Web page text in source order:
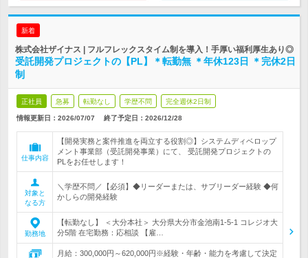
新着
株式会社ザイナス | フルフレックスタイム制を導入！手厚い福利厚生あり◎
受託開発プロジェクトの【PL】＊転勤無 ＊年休123日 ＊完休2日
制
正社員 急募 転勤なし 学歴不問 完全週休2日制
情報更新日：2026/07/07 終了予定日： 2026/12/28
仕事内容
【開発実務と案件推進を両立する役割◎】システムディベロップ
メント事業部（受託開発事業）にて、 受託開発プロジェクトの
PLをお任せします！
対象と
なる方
＼学歴不問／【必須】◆リーダーまたは、サブリーダー経験 ◆何
かしらの開発経験
勤務地
【転勤なし】 ＜大分本社＞ 大分県大分市金池南1-5-1 コレジオ大
分5階 在宅勤務：応相談 【雇…
月給：300,000円～620,000円※経験・年齢・能力を考慮して決定